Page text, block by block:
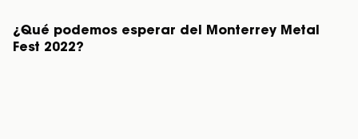
¿Qué podemos esperar del Monterrey Metal
Fest 2022?